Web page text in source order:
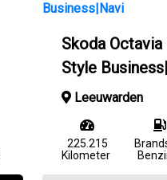
Skoda
Style
Leeuwarden
225.215
Kilometer